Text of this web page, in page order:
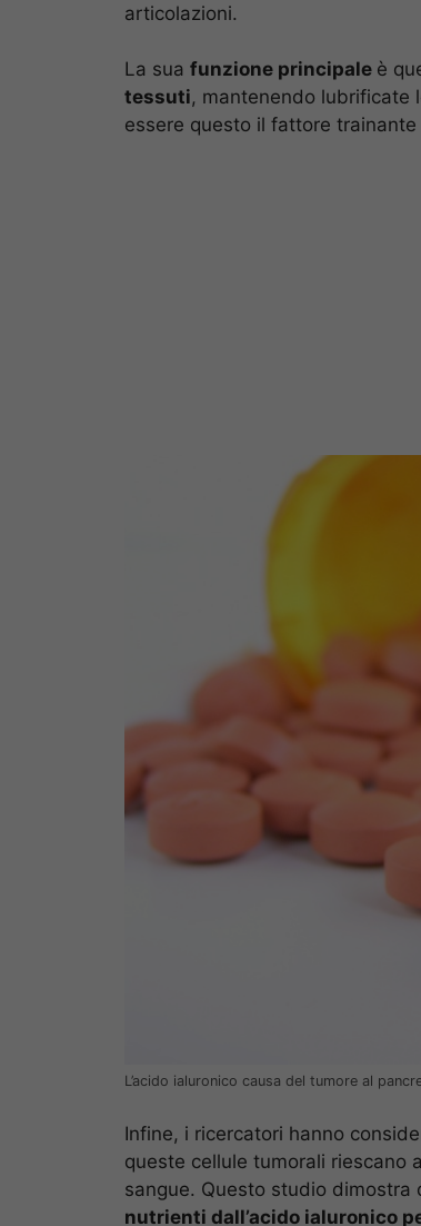
articolazioni.
La sua funzione principale è
tessuti, mantenendo lubrificate
essere questo il fattore
L’acido ialuronico causa del tumore al
Infine, i ricercatori hanno
queste cellule tumorali riescano
sangue. Questo studio dimostra
nutrienti dall’acido ialuronico